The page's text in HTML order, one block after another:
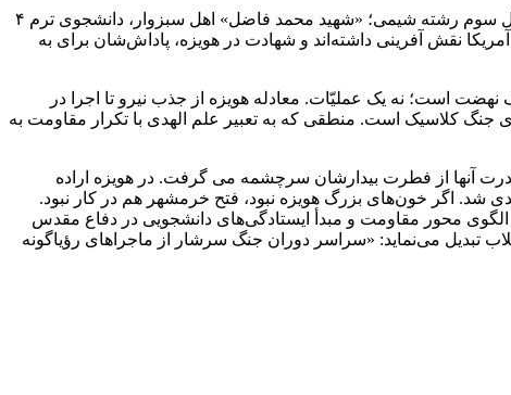
«شهید علی حاتمی» اهل تهران، دانشجوی سال سوم رشته دامپزشکی؛ «شهید فرخزاد سلحشور» اهل فسا (استان فارس)، دانشجوی سال سوم رشته شیمی؛ «شهید محمد فاضل» اهل سبزوار، دانشجوی ترم ۴
نقش آفرینی داشته‌اند و شهادت در هویزه، پاداش‌شان برای به
است؛ نه یک عملیّات. معادله هویزه از جذب نیرو تا اجرا در
کلاسیک است. منطقی که به تعبیر علم الهدی با تکرار مقاومت به
آنها از فطرت بیدارشان سرچشمه می گرفت. در هویزه اراده
شد. اگر خون‌های بزرگ هویزه نبود، فتح خرمشهر هم در کار نبود.
محور مقاومت و مبدأ ایستادگی‌های دانشجویی در دفاع مقدس
هویزه آفرینان را در سراسر دوران جنگ برجسته و ۱۶ دی را به هویت ماندگار انقلاب تبدیل می‌نماید: «سراسر دوران جنگ سرشار از ماجراهای رؤیاگونه